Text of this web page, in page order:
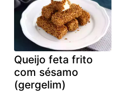
Queijo feta frito
com sésamo
(gergelim)